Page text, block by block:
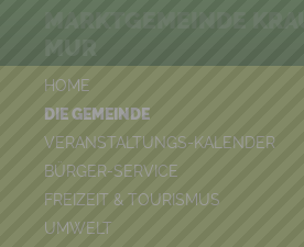
HOME
DIE GEMEINDE
VERANSTALTUNGS-KALENDER
BÜRGER-SERVICE
FREIZEIT & TOURISMUS
UMWELT
MUR